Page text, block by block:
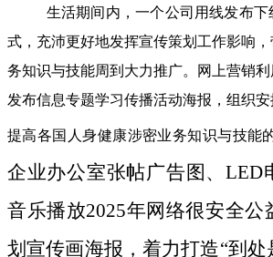
生活期间内，一个公司用线发布
式，充沛更好地发挥宣传策划工作影响
务知识与技能周到大力推广。网上营销
发布信息专题学习传播活动海报，组织安
提高各国人身健康涉密业务知识与技能
企业办公室张帖广告图、LED
音乐播放2025年网络很安全公
划宣传画海报，着力打造“到